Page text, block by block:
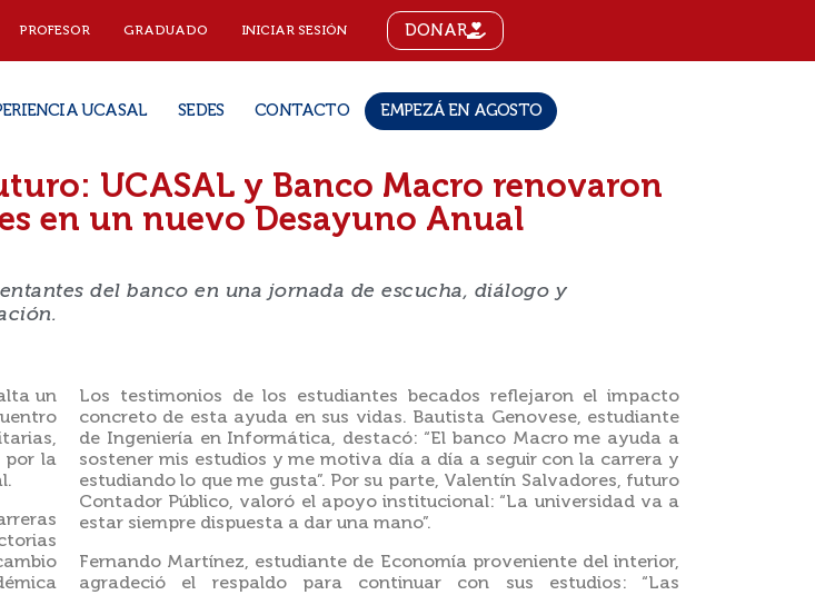
PROFESOR GRADUADO INICIAR SESIÓN DONAR
UCASAL SEDES CONTACTO EMPEZÁ EN AGOSTO
UCASAL y Banco Macro renovaron
en un nuevo Desayuno Anual
del banco en una jornada de escucha, diálogo y
un
por la
Los testimonios de los estudiantes becados reflejaron el impacto
concreto de esta ayuda en sus vidas. Bautista Genovese, estudiante
de Ingeniería en Informática, destacó: “El banco Macro me ayuda a
sostener mis estudios y me motiva día a día a seguir con la carrera y
estudiando lo que me gusta”. Por su parte, Valentín Salvadores, futuro
Contador Público, valoró el apoyo institucional: “La universidad va a
estar siempre dispuesta a dar una mano”.
Fernando Martínez, estudiante de Economía proveniente del interior,
agradeció el respaldo para continuar con sus estudios: “Las